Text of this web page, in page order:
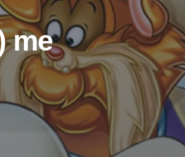
me